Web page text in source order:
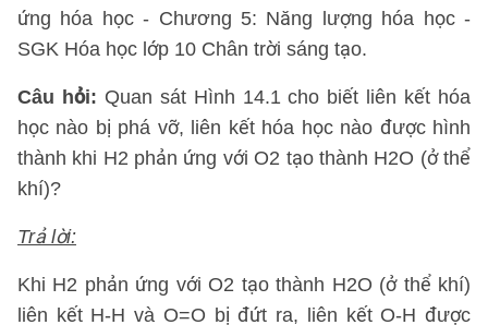
ứng hóa học - Chương 5: Năng lượng hóa học -
SGK Hóa học lớp 10 Chân trời sáng tạo.
Câu hỏi: Quan sát Hình 14.1 cho biết liên kết hóa
học nào bị phá vỡ, liên kết hóa học nào được hình
thành khi H2 phản ứng với O2 tạo thành H2O (ở thể
khí)?
Trả lời:
Khi H2 phản ứng với O2 tạo thành H2O (ở thể khí)
liên kết H-H và O=O bị đứt ra, liên kết O-H được